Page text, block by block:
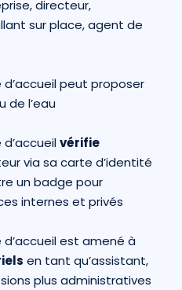
directeur,
sur place, agent de
d’accueil peut proposer
de l’eau
d’accueilvérifie
via sa carte d’identité
un badge pour
internes et privés
d’accueil est amené à
en tant qu’assistant,
plus administratives